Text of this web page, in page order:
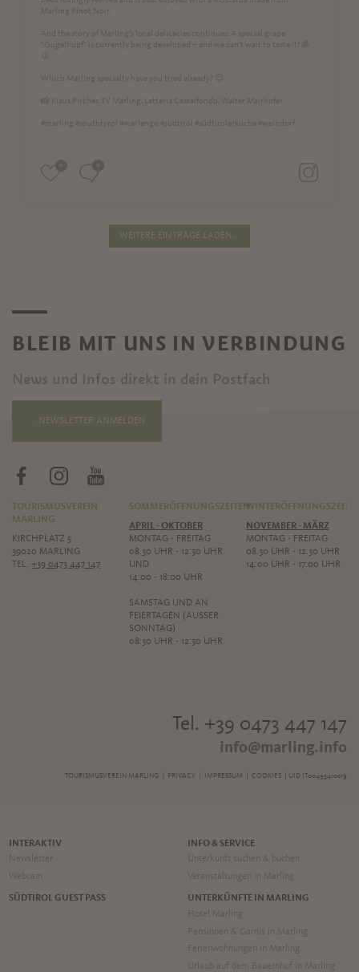
Marling Pinot Noir.
And the story of Marling’s local delicacies continues: A special grape
"Gugelhupf" is currently being developed – and we can’t wait to taste it! 🍇
Which Marling specialty have you tried already? 😊
📸 Klaus Pircher, TV Marling, Latteria Castelfondo, Walter Mairhofer
#marling #southtyrol #marlengo #südtirol #südtirolerküche #weindorf
WEITERE EINTRÄGE LADEN...
BLEIB MIT UNS IN VERBINDUNG
News und Infos direkt in dein Postfach
NEWSLETTER ANMELDEN
TOURISMUSVEREIN
MARLING
KIRCHPLATZ 5
39020 MARLING
TEL.+39 0473 447 147
SOMMERÖFFNUNGSZEITEN
APRIL - OKTOBER
MONTAG - FREITAG
08.30 UHR - 12:30 UHR
UND
14:00 - 18:00 UHR
SAMSTAG UND AN
FEIERTAGEN (AUSSER S
ONNTAG)
08:30 UHR - 12:30 UHR
NOVEMBER - MÄRZ
MONTAG - FREITAG
08.30 UHR - 12.30 UHR
14:00 UHR - 17:00 UHR
Tel. +39 0473 447 147
info@marling.info
TOURISMUSVEREIN MARLING | PRIVACY| IMPRESSUM COOKIES | UID IT00495410219
INTERAKTIV
Newsletter
Webcam
INFO & SERVICE
Unterkunft suchen & buchen
Veranstaltungen in Marling
SÜDTIROL GUEST PASS
UNTERKÜNFTE IN MARLING
Hotel Marling
Pensionen & Garnis in Marling
Ferienwohnungen in Marling
Urlaub auf dem Bauernhof in Marling